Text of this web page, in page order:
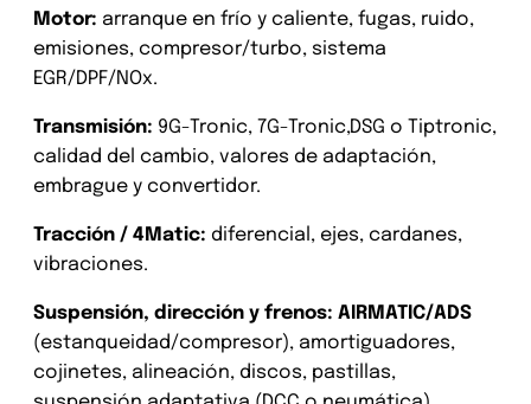
Motor: arranque en frío y caliente, fugas, ruido,
emisiones, compresor/turbo, sistema
EGR/DPF/NOx.
Transmisión: 9G-Tronic, 7G-Tronic,DSG o Tiptronic,
calidad del cambio, valores de adaptación,
embrague y convertidor.
Tracción / 4Matic: diferencial, ejes, cardanes,
vibraciones.
Suspensión, dirección y frenos: AIRMATIC/ADS
(estanqueidad/compresor), amortiguadores,
cojinetes, alineación, discos, pastillas,